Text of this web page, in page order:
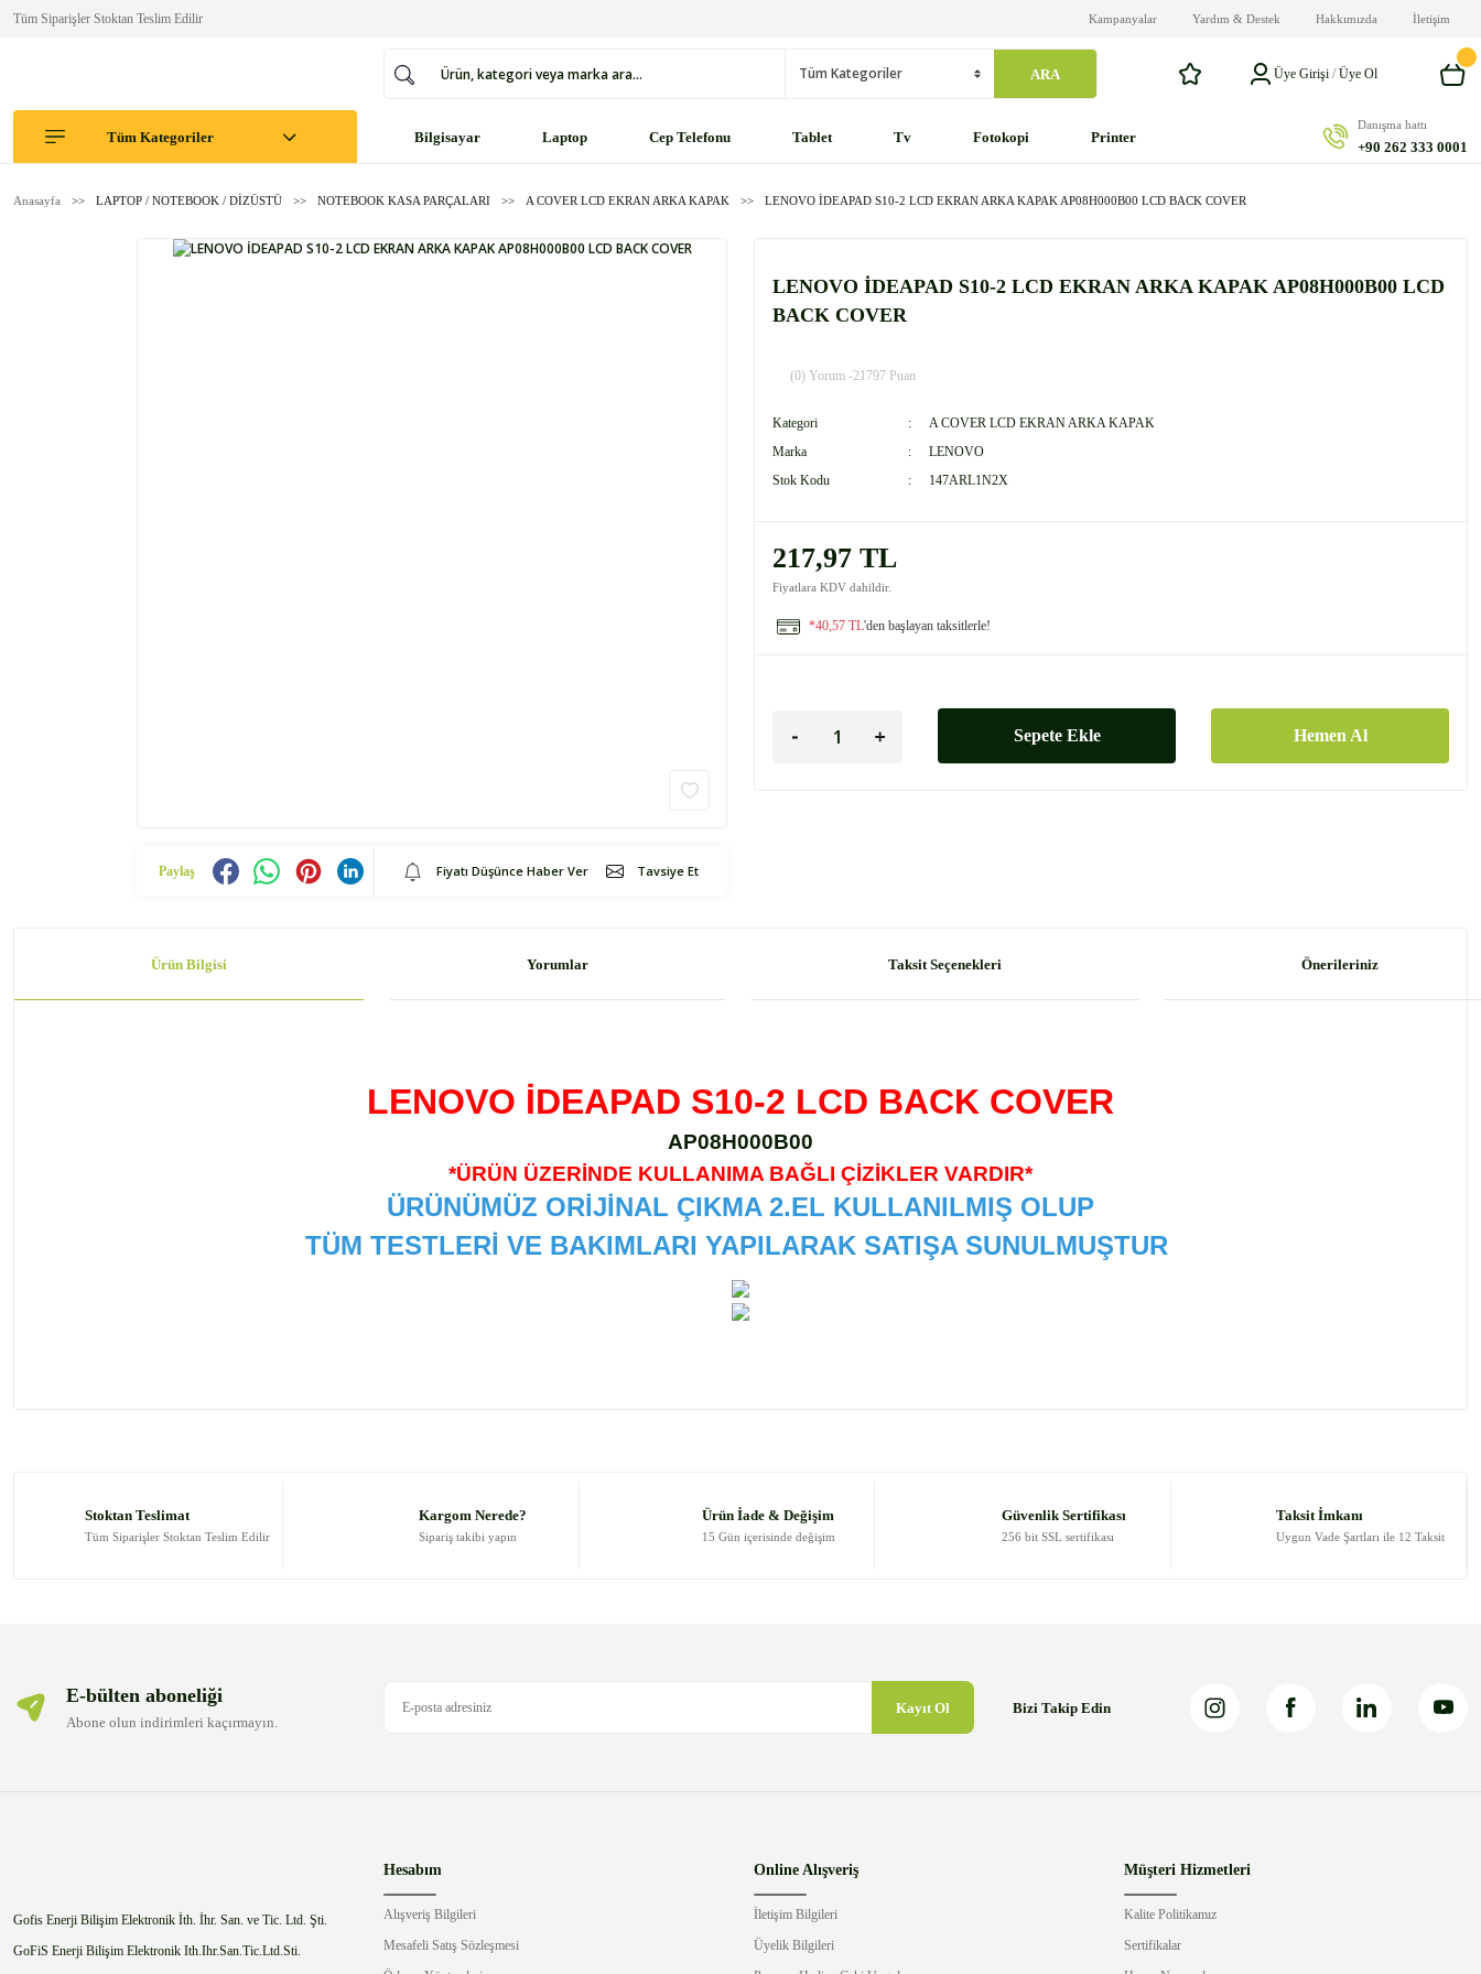
Tüm Siparişler Stoktan Teslim Edilir Kampanyalar Yardım & Destek Hakkımızda İletişim
ARA Üye Girişi /Üye Ol
Tüm Kategoriler Bilgisayar Laptop Cep Telefonu Tablet Tv Fotokopi Printer
Danışma hattı
+90 262 333 0001
Anasayfa LAPTOP / NOTEBOOK / DİZÜSTÜ NOTEBOOK KASA PARÇALARI A COVER LCD EKRAN ARKA KAPAK LENOVO İDEAPAD S10-2 LCD EKRAN ARKA KAPAK AP08H000B00 LCD BACK COVER
Paylaş Fiyatı Düşünce Haber Ver Tavsiye Et
LENOVO İDEAPAD S10-2 LCD EKRAN ARKA KAPAK AP08H000B00 LCD
BACK COVER
(0) Yorum -21797 Puan
Kategori
A COVER LCD EKRAN ARKA KAPAK
Marka
LENOVO
Stok Kodu
147ARL1N2X
217,97 TL
Fiyatlara KDV dahildir.
*40,57 TL'den başlayan taksitlerle!
Sepete Ekle Hemen Al
Ürün Bilgisi Yorumlar Taksit Seçenekleri Önerileriniz
LENOVO İDEAPAD S10-2 LCD BACK COVER
AP08H000B00
*ÜRÜN ÜZERİNDE KULLANIMA BAĞLI ÇİZİKLER VARDIR*
ÜRÜNÜMÜZ ORİJİNAL ÇIKMA 2.EL KULLANILMIŞ OLUP
TÜM TESTLERİ VE BAKIMLARI YAPILARAK SATIŞA SUNULMUŞTUR
Ürün bilgilerinde hatalar bulunuyor.
Stoktan Teslimat
Tüm Siparişler Stoktan Teslim Edilir
Kargom Nerede?
Sipariş takibi yapın
Ürün İade & Değişim
15 Gün içerisinde değişim
Güvenlik Sertifikası
256 bit SSL sertifikası
Taksit İmkanı
Uygun Vade Şartları ile 12 Taksit
E-bülten aboneliği
Abone olun indirimleri kaçırmayın.
Kayıt Ol Bizi Takip Edin
Gofis Enerji Bilişim Elektronik İth. İhr. San. ve Tic. Ltd. Şti.
GoFiS Enerji Bilişim Elektronik Ith.Ihr.San.Tic.Ltd.Sti.
Hesabım
Alışveriş Bilgileri
Mesafeli Satış Sözleşmesi
Online Alışveriş
İletişim Bilgileri
Üyelik Bilgileri
Müşteri Hizmetleri
Kalite Politikamız
Sertifikalar